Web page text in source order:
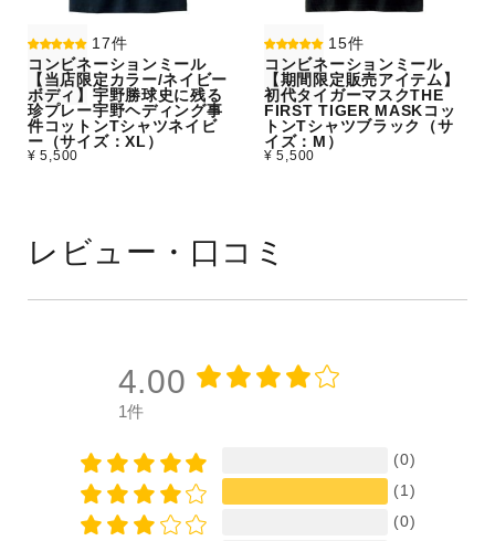
17件
コンビネーションミール
【当店限定カラー/ネイビー
ボディ】宇野勝球史に残る
珍プレー宇野ヘディング事
件コットンTシャツネイビ
ー（サイズ：XL）
¥ 5,500
15件
コンビネーションミール
【期間限定販売アイテム】
初代タイガーマスクTHE
FIRST TIGER MASKコッ
トンTシャツブラック（サ
イズ：M）
¥ 5,500
レビュー・口コミ
4.00
1件
(0)
(1)
(0)